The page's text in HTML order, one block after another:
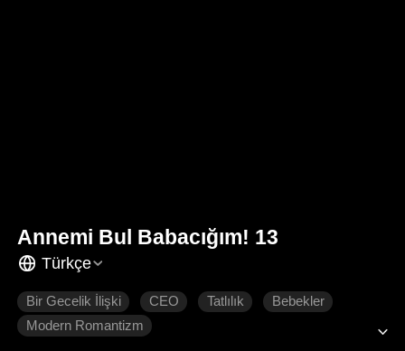
Annemi Bul Babacığım! 13
Türkçe
Bir Gecelik İlişki CEO Tatlılık
Bebekler
Modern Romantizm